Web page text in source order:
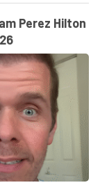
Perez Hilton